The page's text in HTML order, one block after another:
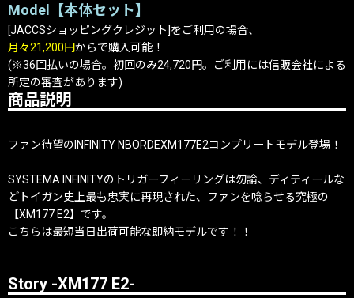
Model【本体セット】
[JACCSショッピングクレジット]をご利用の場合、
月々21,200円からで購入可能！
(※36回払いの場合。初回のみ24,720円。ご利用には信販会社による
所定の審査があります)
商品説明
ファン待望のINFINITY NBORDEXM177E2コンプリートモデル登場！
SYSTEMA INFINITYのトリガーフィーリングは勿論、ディティールな
どトイガン史上最も忠実に再現された、ファンを唸らせる究極の
【XM177 E2】です。
こちらは最短当日出荷可能な即納モデルです！！
Story -XM177 E2-